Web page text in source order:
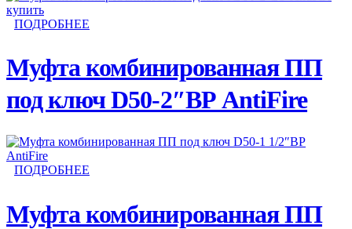
ПОДРОБНЕЕ
Муфта комбинированная ПП
под ключ D50-2″ВР AntiFire
ПОДРОБНЕЕ
Муфта комбинированная ПП